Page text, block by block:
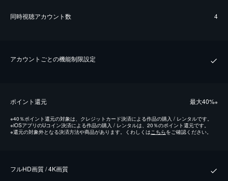
同時視聴アカウント数 4
アカウントごとの機能制限設定
ポイント還元 最⼤40%※
※40％ポイント還元の対象は、クレジットカード決済による作品の購入 / レンタルです。
※iOSアプリのUコイン決済による作品の購入 / レンタルは、20％のポイント還元です。
※還元の対象外となる決済方法や商品があります。くわしくはこちらをご確認ください。
フルHD画質 / 4K画質